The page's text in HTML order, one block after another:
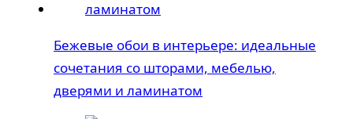
Бежевые обои в интерьере: идеальные
сочетания со шторами, мебелью,
дверями и ламинатом